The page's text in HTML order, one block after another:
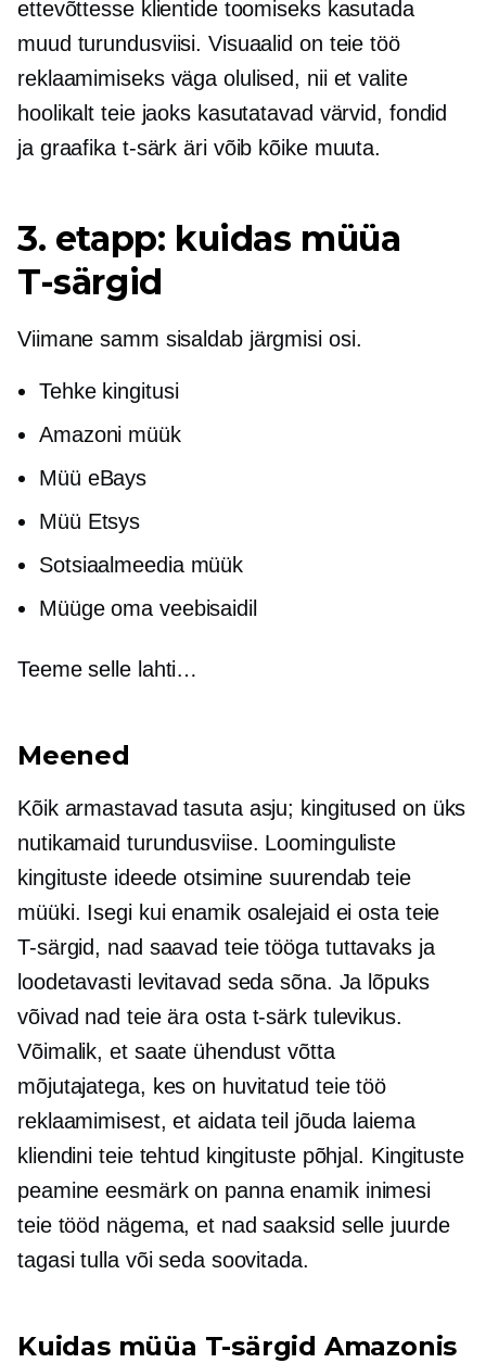
ettevõttesse klientide toomiseks kasutada
muud turundusviisi. Visuaalid on teie töö
reklaamimiseks väga olulised, nii et valite
hoolikalt teie jaoks kasutatavad värvid, fondid
ja graafika t-särk äri võib kõike muuta.
3. etapp: kuidas müüa
T-särgid
Viimane samm sisaldab järgmisi osi.
Tehke kingitusi
Amazoni müük
Müü eBays
Müü Etsys
Sotsiaalmeedia müük
Müüge oma veebisaidil
Teeme selle lahti…
Meened
Kõik armastavad tasuta asju; kingitused on üks
nutikamaid turundusviise. Loominguliste
kingituste ideede otsimine suurendab teie
müüki. Isegi kui enamik osalejaid ei osta teie
T-särgid, nad saavad teie tööga tuttavaks ja
loodetavasti levitavad seda sõna. Ja lõpuks
võivad nad teie ära osta t-särktulevikus.
Võimalik, et saate ühendust võtta
mõjutajatega, kes on huvitatud teie töö
reklaamimisest, et aidata teil jõuda laiema
kliendini teie tehtud kingituste põhjal. Kingituste
peamine eesmärk on panna enamik inimesi
teie tööd nägema, et nad saaksid selle juurde
tagasi tulla või seda soovitada.
Kuidas müüa T-särgid Amazonis